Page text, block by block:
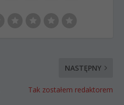
NASTĘPNY
Tak zostałem redaktorem